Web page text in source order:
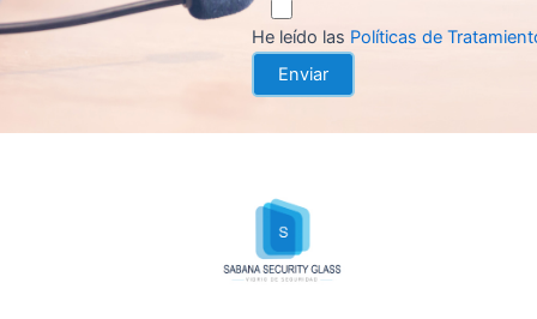
He leído las Políticas de